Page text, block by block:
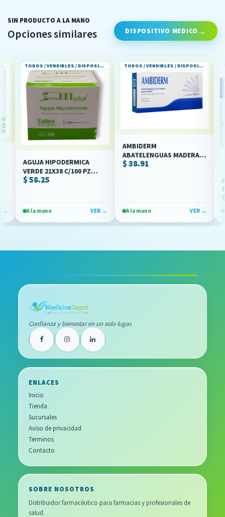
SIN PRODUCTO A LA MANO
Opciones similares DISPOSITIVO MEDICO
TODOS / VENDIBLES / DISPOSITIVO MEDICO
AGUJA HIPODERMICA
VERDE 21X38 C/100 PZ
(SENSIMEDICAL/JAYOR)
$ 58.25
A la mano VER →
TODOS / VENDIBLES / DISPOSITIVO MEDICO
AMBIDERM
ABATELENGUAS MADERA
18X15CM C/100 (IVA)
$ 38.91
A la mano VER →
1/2
$
A la
Confianza y bienestar en un solo lugar.
ENLACES
Inicio
Tienda
Sucursales
Aviso de privacidad
Terminos
Contacto
SOBRE NOSOTROS
Distribuidor farmacéutico para farmacias y profesionales de
salud.